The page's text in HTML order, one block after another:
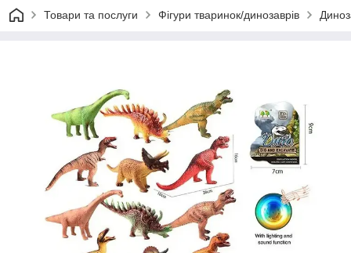
Товари та послуги Фігури тваринок/динозаврів